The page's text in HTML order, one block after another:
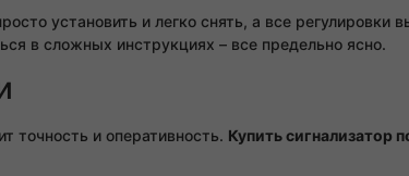
установить и легко снять, а все регулировки
в сложных инструкциях – все предельно ясно.
точность и оперативность. Купить сигнализатор